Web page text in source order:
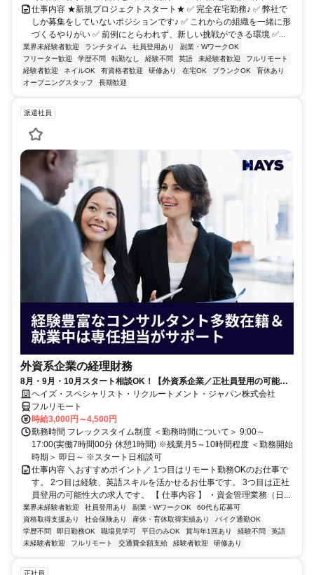
仕事内容 ★新規プロジェクトスタート★ ✅ 完全在宅勤務♪ ✅ 弊社で
しか募集をしていないポジションです♪ ✅ これからの組織を一緒に形
づくるやりがい ✅ 前例にとらわれず、新しい挑戦ができる環境 ✅...
業界未経験者歓迎 ランチタイム 社員登用あり
副業・WワークOK
フリーター歓迎
学歴不問 転勤なし 経験不問 英語 未経験者歓迎
フルリモート
経験者歓迎
ネイルOK 有資格者歓迎 研修あり 在宅OK ブランクOK
育休あり
オープニングスタッフ
長期歓迎
派遣社員
外資系企業の経理財務
8月・9月・10月スタート相談OK！【外資系企業／正社員登用の可能性
大／700万～800万／リモート勤務OK】経理財務
ヘイズ・スペシャリスト・リクルートメント・ジャパン株式会社
フルリモート
時給3,000円～4,500円
勤務時間 フレックスタイム制度 ＜勤務時間について＞ 9:00～
17:00(実働7時間00分 休憩1時間) ※残業月5～10時間程度 ＜勤務開始
時期＞ 即日～ ※スタート日相談可
仕事内容 ＼おすすめポイント／ 1つ目はリモート勤務OKのお仕事で
す。 2つ目は経験、英語スキルを活かせるお仕事です。 3つ目は正社
員登用の可能性大の求人です。 【 仕事内容 】 ・資金管理業務（日...
業界未経験者歓迎 社員登用あり 副業・WワークOK
60代も応募可
資格取得支援あり
社会保険あり 産休・育休取得実績あり
バイク通勤OK
学歴不問
即日勤務OK 職場見学可 平日のみOK 賞与年1回あり 経験不問
英語
未経験者歓迎
フルリモート 交通費全額支給 経験者歓迎 研修あり
正社員